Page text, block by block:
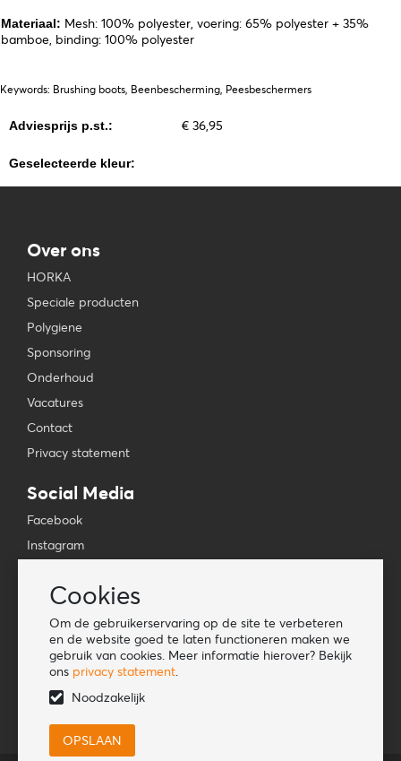
Cookies
Om de gebruikerservaring op de site te verbeteren
en de website goed te laten functioneren maken we
gebruik van cookies. Meer informatie hierover? Bekijk
ons privacy statement.
Noodzakelijk
Materiaal: Mesh: 100% polyester, voering: 65% polyester + 35%
bamboe, binding: 100% polyester
Keywords: Brushing boots, Beenbescherming, Peesbeschermers
Adviesprijs p.st.: € 36,95
Geselecteerde kleur:
Over ons
HORKA
Speciale producten
Polygiene
Sponsoring
Onderhoud
Vacatures
Contact
Privacy statement
Social Media
Facebook
Instagram
TikTok
Tools
Lookbook
Nieuwe klant